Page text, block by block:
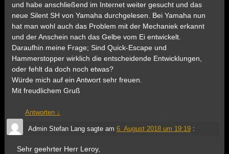
und habe anschließend im Internet weiter gesucht und das
neue Silent SH von Yamaha durchgelesen. Bei Yamaha nun
hat man wohl auch das Problem mit der Mechaniek erkannt
und der Anschein nach das Gelbe vom Ei entwickelt.
Daraufhin meine Frage; Sind Quick-Escape und
Hammerstopper wirklich die entscheidende Entwicklungen,
oder fehlt da doch noch etwas?
Würde mich auf ein Antwort sehr freuen.
Mit freudlichem Gruß
Antworten ↓
Admin Stefan Langsagte am 6. August 2018 um 19:19 :
Sehr geehrter Herr Leroy,